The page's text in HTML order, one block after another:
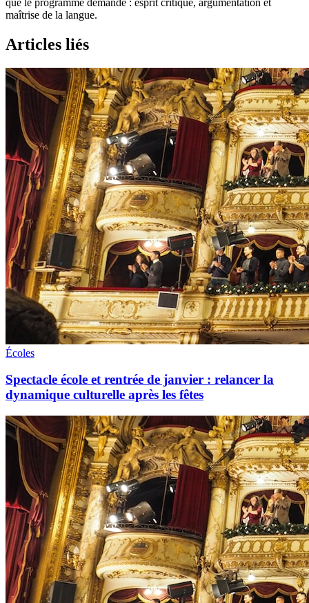
maîtrise de la langue.
Articles liés
Écoles
Spectacle école et rentrée de janvier : relancer la
dynamique culturelle après les fêtes